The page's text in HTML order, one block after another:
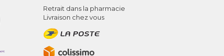
Retrait dans la pharmacie
Livraison chez vous